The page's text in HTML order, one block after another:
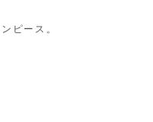
ピース。